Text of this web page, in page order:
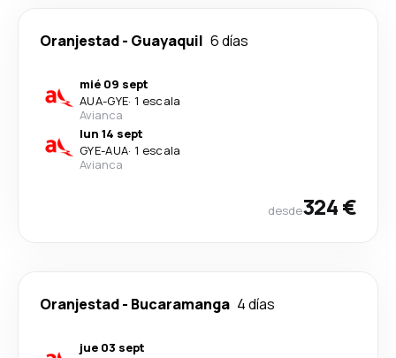
Oranjestad- Guayaquil 6 días
mié 09 sept
AUA-GYE· 1 escala
Avianca
lun 14 sept
GYE-AUA· 1 escala
Avianca
desde324 €
Oranjestad- Bucaramanga 4 días
jue 03 sept